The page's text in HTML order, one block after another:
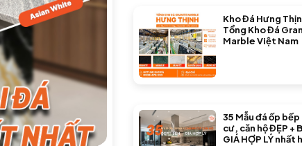
Kho Đá Hưng
Tổng Kho Đá
Marble Việt Nam
35 Mẫu đá ốp
cư, căn hộ ĐẸP +
GIÁ HỢP LÝ nhất